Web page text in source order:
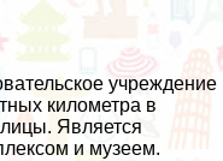
учреждение
километра в
Является
и музеем.